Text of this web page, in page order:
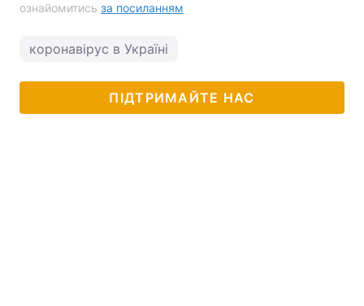
ознайомитись за посиланням
коронавірус в Україні
ПІДТРИМАЙТЕ НАС